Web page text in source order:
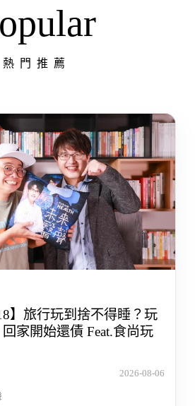
熱門推薦
】旅行玩到捨不得睡？玩
家開始還債 Feat.食尚玩
2026-08-06